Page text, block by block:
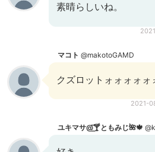
素晴らしいね。
マコト @makotoGAMD
クズロットォォォォォ
2021-
ユキマサ@͟͟͞͞🍸ともみじ🌺🍁